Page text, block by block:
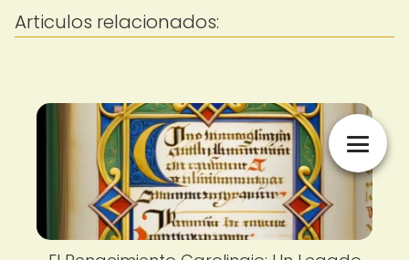
Articulos relacionados: